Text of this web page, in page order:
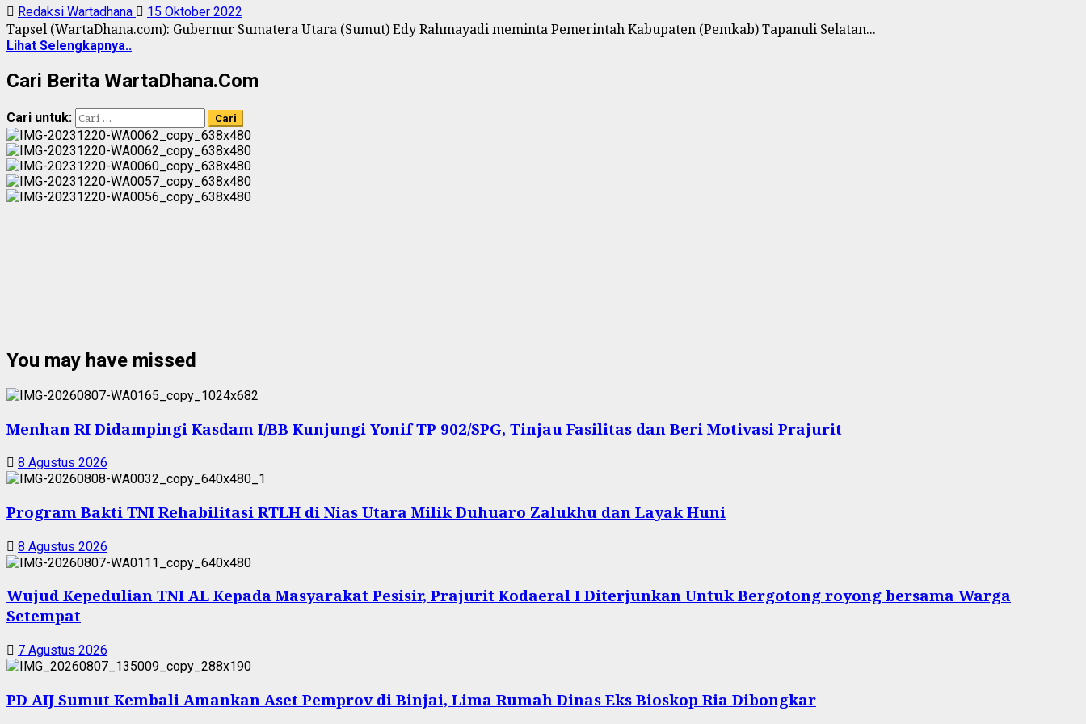
Redaksi Wartadhana 15 Oktober 2022
Tapsel (WartaDhana.com): Gubernur Sumatera Utara (Sumut) Edy Rahmayadi meminta Pemerintah Kabupaten (Pemkab) Tapanuli Selatan...
Lihat Selengkapnya..
Cari Berita WartaDhana.Com
Cari untuk:
You may have missed
Menhan RI Didampingi Kasdam I/BB Kunjungi Yonif TP 902/SPG, Tinjau Fasilitas dan Beri Motivasi Prajurit
8 Agustus 2026
Program Bakti TNI Rehabilitasi RTLH di Nias Utara Milik Duhuaro Zalukhu dan Layak Huni
8 Agustus 2026
Wujud Kepedulian TNI AL Kepada Masyarakat Pesisir, Prajurit Kodaeral I Diterjunkan Untuk Bergotong royong bersama Warga
Setempat
7 Agustus 2026
PD AIJ Sumut Kembali Amankan Aset Pemprov di Binjai, Lima Rumah Dinas Eks Bioskop Ria Dibongkar